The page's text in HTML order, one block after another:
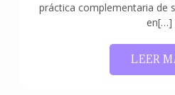
práctica complementaria de
en[…]
LEER